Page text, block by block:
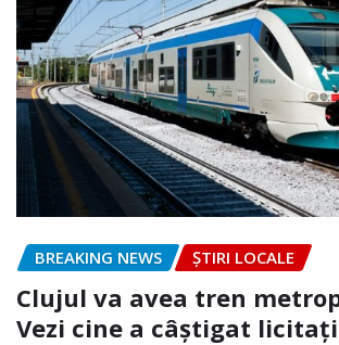
BREAKING NEWS ȘTIRI LOCALE
Clujul va avea tren
Vezi cine a câștigat